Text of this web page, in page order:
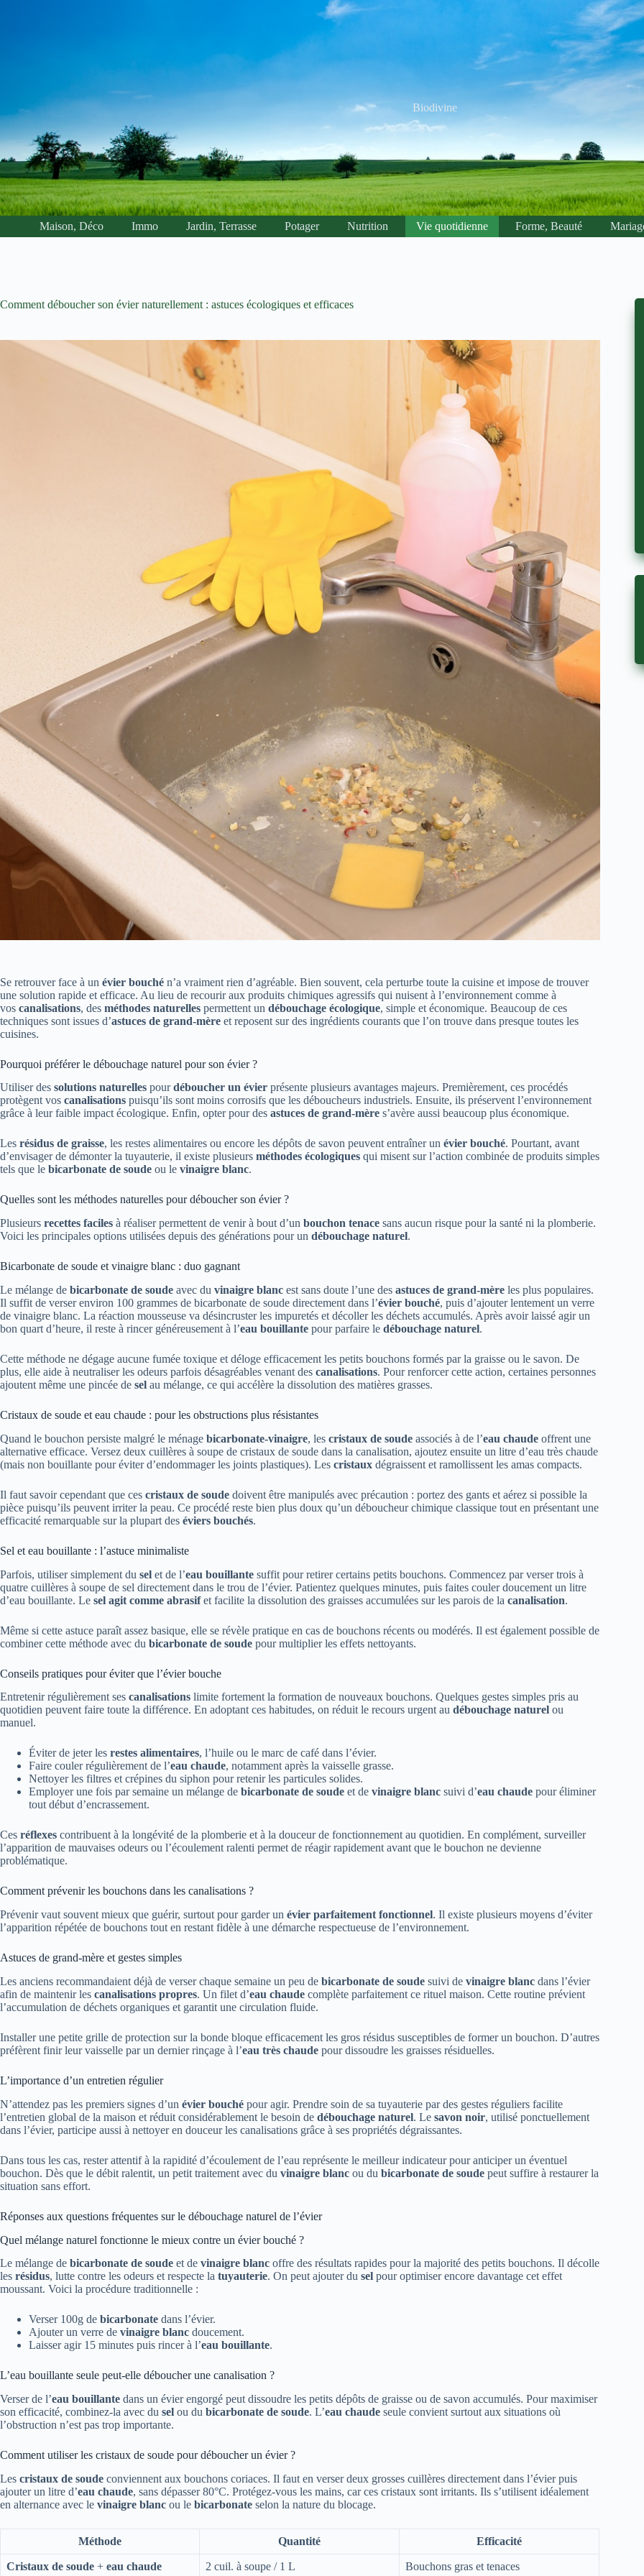
Biodivine
Maison, Déco Immo Jardin, Terrasse Potager Nutrition Vie quotidienne Forme, Beauté
Comment déboucher son évier naturellement : astuces écologiques et efficaces
Se retrouver face à un évier bouché n’a vraiment rien d’agréable. Bien souvent, cela perturbe toute la cuisine et impose de trouver
une solution rapide et efficace. Au lieu de recourir aux produits chimiques agressifs qui nuisent à l’environnement comme à
vos canalisations, des méthodes naturelles permettent un débouchage écologique, simple et économique. Beaucoup de ces
techniques sont issues d’astuces de grand-mère et reposent sur des ingrédients courants que l’on trouve dans presque toutes les
cuisines.
Pourquoi préférer le débouchage naturel pour son évier ?
Utiliser des solutions naturelles pourdéboucher un évier présente plusieurs avantages majeurs. Premièrement, ces procédés
protègent vos canalisations puisqu’ils sont moins corrosifs que les déboucheurs industriels. Ensuite, ils préservent l’environnement
grâce à leur faible impact écologique. Enfin, opter pour des astuces de grand-mère s’avère aussi beaucoup plus économique.
Les résidus de graisse, les restes alimentaires ou encore les dépôts de savon peuvent entraîner un évier bouché. Pourtant, avant
d’envisager de démonter la tuyauterie, il existe plusieurs méthodes écologiques qui misent sur l’action combinée de produits simples
tels que le bicarbonate de soude ou le vinaigre blanc.
Quelles sont les méthodes naturelles pour déboucher son évier ?
Plusieurs recettes faciles à réaliser permettent de venir à bout d’un bouchon tenace sans aucun risque pour la santé ni la plomberie.
Voici les principales options utilisées depuis des générations pour un débouchage naturel.
Bicarbonate de soude et vinaigre blanc : duo gagnant
Le mélange de bicarbonate de soude avec du vinaigre blanc est sans doute l’une des astuces de grand-mère les plus populaires.
Il suffit de verser environ 100 grammes de bicarbonate de soude directement dans l’évier bouché, puis d’ajouter lentement un verre
de vinaigre blanc. La réaction mousseuse va désincruster les impuretés et décoller les déchets accumulés. Après avoir laissé agir un
bon quart d’heure, il reste à rincer généreusement à l’eau bouillante pour parfaire le débouchage naturel.
Cette méthode ne dégage aucune fumée toxique et déloge efficacement les petits bouchons formés par la graisse ou le savon. De
plus, elle aide à neutraliser les odeurs parfois désagréables venant des canalisations. Pour renforcer cette action, certaines personnes
ajoutent même une pincée de sel au mélange, ce qui accélère la dissolution des matières grasses.
Cristaux de soude et eau chaude : pour les obstructions plus résistantes
Quand le bouchon persiste malgré le ménage bicarbonate-vinaigre, les cristaux de soude associés à de l’eau chaude offrent une
alternative efficace. Versez deux cuillères à soupe de cristaux de soude dans la canalisation, ajoutez ensuite un litre d’eau très chaude
(mais non bouillante pour éviter d’endommager les joints plastiques). Les cristaux dégraissent et ramollissent les amas compacts.
Il faut savoir cependant que ces cristaux de soude doivent être manipulés avec précaution : portez des gants et aérez si possible la
pièce puisqu’ils peuvent irriter la peau. Ce procédé reste bien plus doux qu’un déboucheur chimique classique tout en présentant une
efficacité remarquable sur la plupart des éviers bouchés.
Sel et eau bouillante : l’astuce minimaliste
Parfois, utiliser simplement du sel et de l’eau bouillante suffit pour retirer certains petits bouchons. Commencez par verser trois à
quatre cuillères à soupe de sel directement dans le trou de l’évier. Patientez quelques minutes, puis faites couler doucement un litre
d’eau bouillante. Le sel agit comme abrasifet facilite la dissolution des graisses accumulées sur les parois de la canalisation.
Même si cette astuce paraît assez basique, elle se révèle pratique en cas de bouchons récents ou modérés. Il est également possible de
combiner cette méthode avec du bicarbonate de soude pour multiplier les effets nettoyants.
Conseils pratiques pour éviter que l’évier bouche
Entretenir régulièrement ses canalisations limite fortement la formation de nouveaux bouchons. Quelques gestes simples pris au
quotidien peuvent faire toute la différence. En adoptant ces habitudes, on réduit le recours urgent au débouchage naturel ou
manuel.
Éviter de jeter les restes alimentaires, l’huile ou le marc de café dans l’évier.
Faire couler régulièrement de l’eau chaude, notamment après la vaisselle grasse.
Nettoyer les filtres et crépines du siphon pour retenir les particules solides.
Employer une fois par semaine un mélange de bicarbonate de soude et de vinaigre blanc suivi d’eau chaude pour éliminer
tout début d’encrassement.
Ces réflexes contribuent à la longévité de la plomberie et à la douceur de fonctionnement au quotidien. En complément, surveiller
l’apparition de mauvaises odeurs ou l’écoulement ralenti permet de réagir rapidement avant que le bouchon ne devienne
problématique.
Comment prévenir les bouchons dans les canalisations ?
Prévenir vaut souvent mieux que guérir, surtout pour garder un évier parfaitement fonctionnel. Il existe plusieurs moyens d’éviter
l’apparition répétée de bouchons tout en restant fidèle à une démarche respectueuse de l’environnement.
Astuces de grand-mère et gestes simples
Les anciens recommandaient déjà de verser chaque semaine un peu de bicarbonate de soude suivi de vinaigre blanc dans l’évier
afin de maintenir les canalisations propres. Un filet d’eau chaude complète parfaitement ce rituel maison. Cette routine prévient
l’accumulation de déchets organiques et garantit une circulation fluide.
Installer une petite grille de protection sur la bonde bloque efficacement les gros résidus susceptibles de former un bouchon. D’autres
préfèrent finir leur vaisselle par un dernier rinçage à l’eau très chaude pour dissoudre les graisses résiduelles.
L’importance d’un entretien régulier
N’attendez pas les premiers signes d’un évier bouché pour agir. Prendre soin de sa tuyauterie par des gestes réguliers facilite
l’entretien global de la maison et réduit considérablement le besoin de débouchage naturel. Le savon noir, utilisé ponctuellement
dans l’évier, participe aussi à nettoyer en douceur les canalisations grâce à ses propriétés dégraissantes.
Dans tous les cas, rester attentif à la rapidité d’écoulement de l’eau représente le meilleur indicateur pour anticiper un éventuel
bouchon. Dès que le débit ralentit, un petit traitement avec du vinaigre blanc ou du bicarbonate de soude peut suffire à restaurer la
situation sans effort.
Réponses aux questions fréquentes sur le débouchage naturel de l’évier
Quel mélange naturel fonctionne le mieux contre un évier bouché ?
Le mélange de bicarbonate de soude et de vinaigre blanc offre des résultats rapides pour la majorité des petits bouchons. Il décolle
les résidus, lutte contre les odeurs et respecte la tuyauterie. On peut ajouter du sel pour optimiser encore davantage cet effet
moussant. Voici la procédure traditionnelle :
Verser 100g de bicarbonate dans l’évier.
Ajouter un verre de vinaigre blanc doucement.
Laisser agir 15 minutes puis rincer à l’eau bouillante.
L’eau bouillante seule peut-elle déboucher une canalisation ?
Verser de l’eau bouillante dans un évier engorgé peut dissoudre les petits dépôts de graisse ou de savon accumulés. Pour maximiser
son efficacité, combinez-la avec du sel ou du bicarbonate de soude. L’eau chaude seule convient surtout aux situations où
l’obstruction n’est pas trop importante.
Comment utiliser les cristaux de soude pour déboucher un évier ?
Les cristaux de soude conviennent aux bouchons coriaces. Il faut en verser deux grosses cuillères directement dans l’évier puis
ajouter un litre d’eau chaude, sans dépasser 80°C. Protégez-vous les mains, car ces cristaux sont irritants. Ils s’utilisent idéalement
en alternance avec le vinaigre blanc ou le bicarbonate selon la nature du blocage.
Méthode Quantité Efficacité
Cristaux de soude + eau chaude 2 cuil. à soupe / 1 L Bouchons gras et tenaces